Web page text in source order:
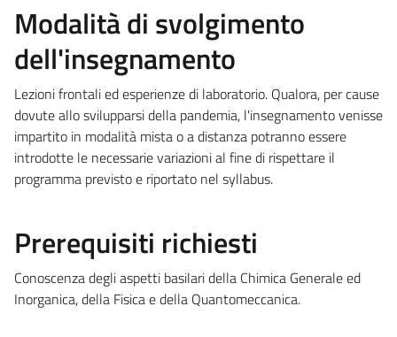
Modalità di svolgimento
dell'insegnamento
Lezioni frontali ed esperienze di laboratorio. Qualora, per cause
dovute allo svilupparsi della pandemia, l'insegnamento venisse
impartito in modalità mista o a distanza potranno essere
introdotte le necessarie variazioni al fine di rispettare il
programma previsto e riportato nel syllabus.
Prerequisiti richiesti
Conoscenza degli aspetti basilari della Chimica Generale ed
Inorganica, della Fisica e della Quantomeccanica.